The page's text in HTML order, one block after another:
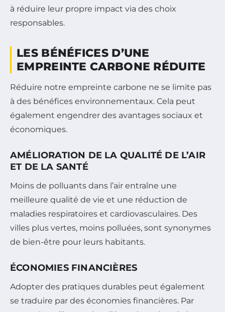
à réduire leur propre impact via des choix
responsables.
LES BÉNÉFICES D’UNE
EMPREINTE CARBONE RÉDUITE
Réduire notre empreinte carbone ne se limite pas
à des bénéfices environnementaux. Cela peut
également engendrer des avantages sociaux et
économiques.
AMÉLIORATION DE LA QUALITÉ DE L’AIR
ET DE LA SANTÉ
Moins de polluants dans l’air entraîne une
meilleure qualité de vie et une réduction de
maladies respiratoires et cardiovasculaires. Des
villes plus vertes, moins polluées, sont synonymes
de bien-être pour leurs habitants.
ÉCONOMIES FINANCIÈRES
Adopter des pratiques durables peut également
se traduire par des économies financières. Par